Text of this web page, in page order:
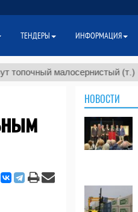
малосернистый (т.) $300
НОВОСТИ
ТЕНДЕРЫ ИНФОРМАЦИЯ